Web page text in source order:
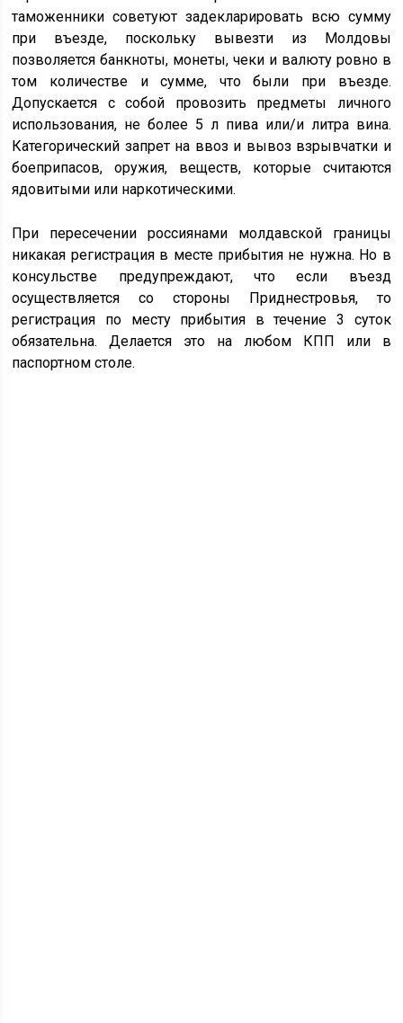
таможенники советуют задекларировать всю сумму
при въезде, поскольку вывезти из Молдовы
позволяется банкноты, монеты, чеки и валюту ровно в
том количестве и сумме, что были при въезде.
Допускается с собой провозить предметы личного
использования, не более 5 л пива или/и литра вина.
Категорический запрет на ввоз и вывоз взрывчатки и
боеприпасов, оружия, веществ, которые считаются
ядовитыми или наркотическими.
При пересечении россиянами молдавской границы
никакая регистрация в месте прибытия не нужна. Но в
консульстве предупреждают, что если въезд
осуществляется со стороны Приднестровья, то
регистрация по месту прибытия в течение 3 суток
обязательна. Делается это на любом КПП или в
паспортном столе.